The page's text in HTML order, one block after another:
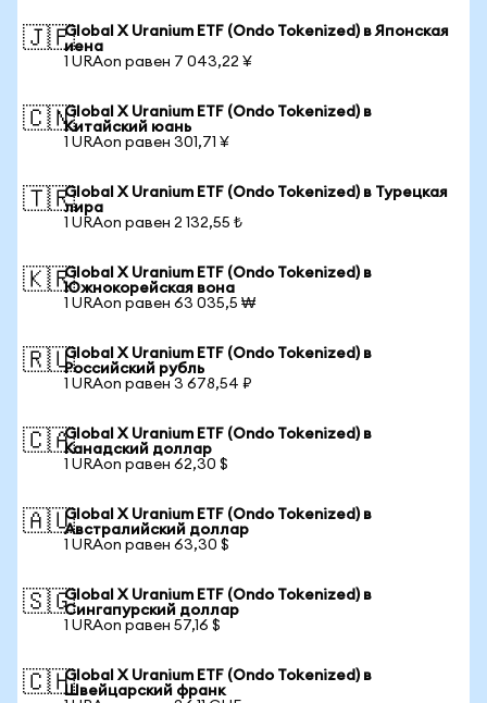
🇯🇵Global X Uranium ETF (Ondo Tokenized) в Японская
иена
1 URAon равен 7 043,22 ¥
🇨🇳Global X Uranium ETF (Ondo Tokenized) в
Китайский юань
1 URAon равен 301,71 ¥
🇹🇷Global X Uranium ETF (Ondo Tokenized) в Турецкая
лира
1 URAon равен 2 132,55 ₺
🇰🇷Global X Uranium ETF (Ondo Tokenized) в
Южнокорейская вона
1 URAon равен 63 035,5 ₩
🇷🇺Global X Uranium ETF (Ondo Tokenized) в
Российский рубль
1 URAon равен 3 678,54 ₽
🇨🇦Global X Uranium ETF (Ondo Tokenized) в
Канадский доллар
1 URAon равен 62,30 $
🇦🇺Global X Uranium ETF (Ondo Tokenized) в
Австралийский доллар
1 URAon равен 63,30 $
🇸🇬Global X Uranium ETF (Ondo Tokenized) в
Сингапурский доллар
1 URAon равен 57,16 $
🇨🇭Global X Uranium ETF (Ondo Tokenized) в
Швейцарский франк